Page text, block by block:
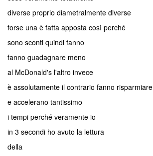
diverse proprio diametralmente diverse
forse una è fatta apposta così perché
sono sconti quindi fanno
fanno guadagnare meno
al McDonald's l'altro invece
è assolutamente il contrario fanno risparmiare
e accelerano tantissimo
i tempi perché veramente io
in 3 secondi ho avuto la lettura
della